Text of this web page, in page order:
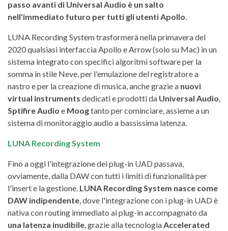
passo avanti di Universal Audio è un salto
nell'immediato futuro per tutti gli utenti Apollo
LUNA Recording System trasformerà nella primavera del
2020 qualsiasi interfaccia Apollo e Arrow (solo su Mac) in un
sistema integrato con specifici algoritmi software per la
somma in stile Neve, per l'emulazione del registratore a
nastro e per la creazione di musica, anche grazie a nuovi
virtual instruments dedicati e prodotti da Universal Audio
Sptifire Audio e Moogtanto per cominciare, assieme a un
sistema di monitoraggio audio a bassissima latenza.
LUNA Recording System
Fino a oggi l'integrazione dei plug-in UAD passava,
ovviamente, dalla DAW con tutti i limiti di funzionalità per
l'insert e la gestione. LUNA Recording System nasce come
DAW indipendente , dove l'integrazione con i plug-in UAD è
nativa con routing immediato ai plug-in accompagnato da
una latenza inudibile , grazie alla tecnologia Accelerated